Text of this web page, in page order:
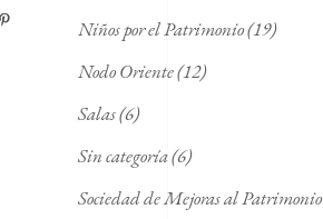
Niños por el Patrimonio(19)
Nodo Oriente(12)
Salas(6)
Sin categoría(6)
Sociedad de Mejoras al Patrimonio